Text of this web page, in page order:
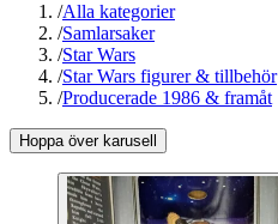
/Alla kategorier
/Samlarsaker
/Star Wars
/Star Wars figurer & tillbehör
/Producerade 1986 & framåt
Hoppa över karusell